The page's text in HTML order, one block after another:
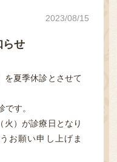
らせ
2023/08/15
を夏季休診とさせて
す。
）が診療日となり
お願い申し上げま